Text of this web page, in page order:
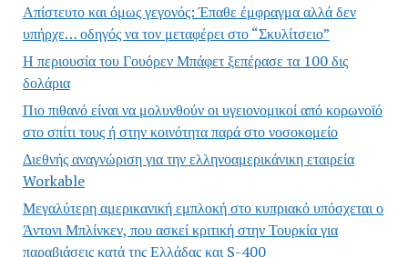
Απίστευτο και όμως γεγονός: Έπαθε έμφραγμα αλλά δεν
υπήρχε… οδηγός να τον μεταφέρει στο “Σκυλίτσειο”
Η περιουσία του Γουόρεν Μπάφετ ξεπέρασε τα 100 δις
δολάρια
Πιο πιθανό είναι να μολυνθούν οι υγειονομικοί από κορωνοϊό
στο σπίτι τους ή στην κοινότητα παρά στο νοσοκομείο
Διεθνής αναγνώριση για την ελληνοαμερικάνικη εταιρεία
Workable
Μεγαλύτερη αμερικανική εμπλοκή στο κυπριακό υπόσχεται ο
Άντονι Μπλίνκεν, που ασκεί κριτική στην Τουρκία για
παραβιάσεις κατά της Ελλάδας και S-400